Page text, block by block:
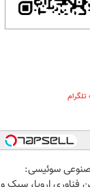
تلگرام
سوئیسی: